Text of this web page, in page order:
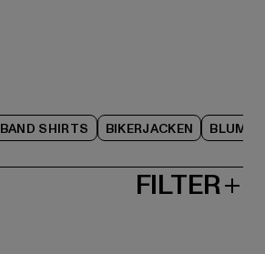
BAND SHIRTS BIKERJACKEN
FILTER